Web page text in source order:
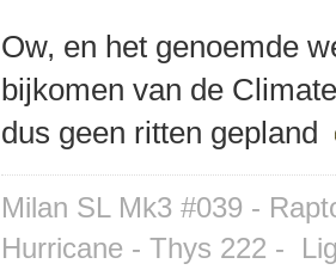
Ow, en het genoemde
bijkomen van de
dus geen ritten gepland
Milan SL Mk3 #039 -
Hurricane - Thys 222 -